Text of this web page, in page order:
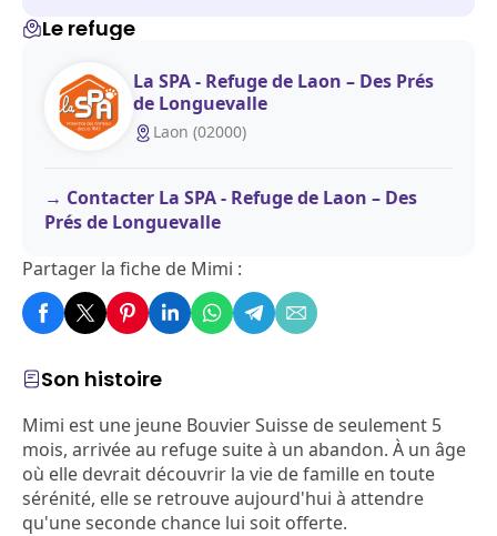
Son histoire
Mimi est une jeune Bouvier Suisse de seulement 5
mois, arrivée au refuge suite à un abandon. À un âge
où elle devrait découvrir la vie de famille en toute
sérénité, elle se retrouve aujourd'hui à attendre
qu'une seconde chance lui soit offerte.
Le refuge
La SPA - Refuge de Laon – Des Prés
de Longuevalle
Laon (02000)
Contacter La SPA - Refuge de Laon – Des
Prés de Longuevalle
Partager la fiche de Mimi :